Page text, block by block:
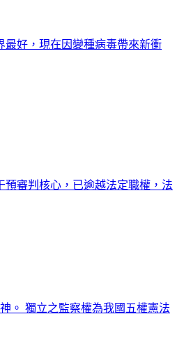
最好，現在因變種病毒帶來新衝
審判核心，已逾越法定職權，法
。 獨立之監察權為我國五權憲法